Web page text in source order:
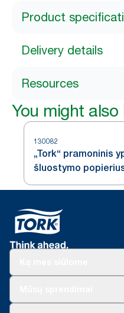
Product
Delivery details
Resources
You might also
130082
„Tork“ pramoninis
šluostymo
W4